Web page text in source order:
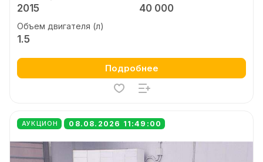
2015 40 000
Объем двигателя (л)
1.5
Подробнее
АУКЦИОН 08.08.2026 11:49:00